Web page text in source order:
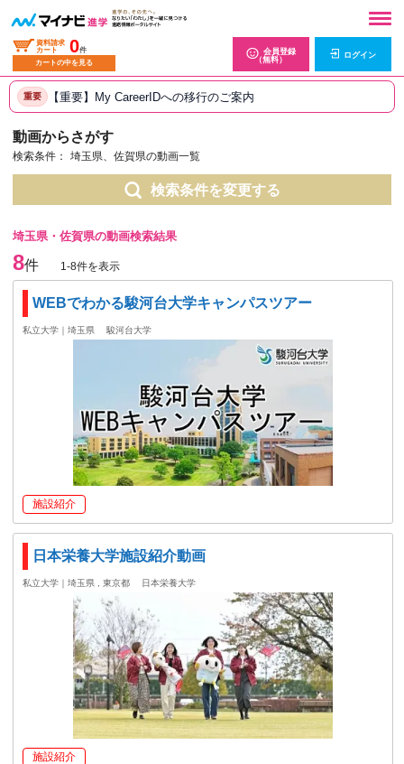
資料請求
カート
0件
カートの中を見る
会員登録
（無料）
ログイン
重要 【重要】My CareerIDへの移行のご案内
動画からさがす
検索条件： 埼玉県、佐賀県の動画一覧
検索条件を変更する
埼玉県・佐賀県の動画検索結果
8件 1-8件を表示
WEBでわかる駿河台大学キャンパスツアー
私立大学｜埼玉県 駿河台大学
施設紹介
日本栄養大学施設紹介動画
私立大学｜埼玉県 , 東京都 日本栄養大学
施設紹介